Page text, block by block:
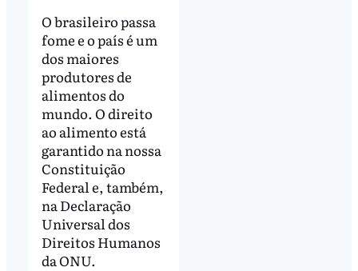
O brasileiro passa
fome e o país é um
dos maiores
produtores de
alimentos do
mundo. O direito
ao alimento está
garantido na nossa
Constituição
Federal e, também,
na Declaração
Universal dos
Direitos Humanos
da ONU.